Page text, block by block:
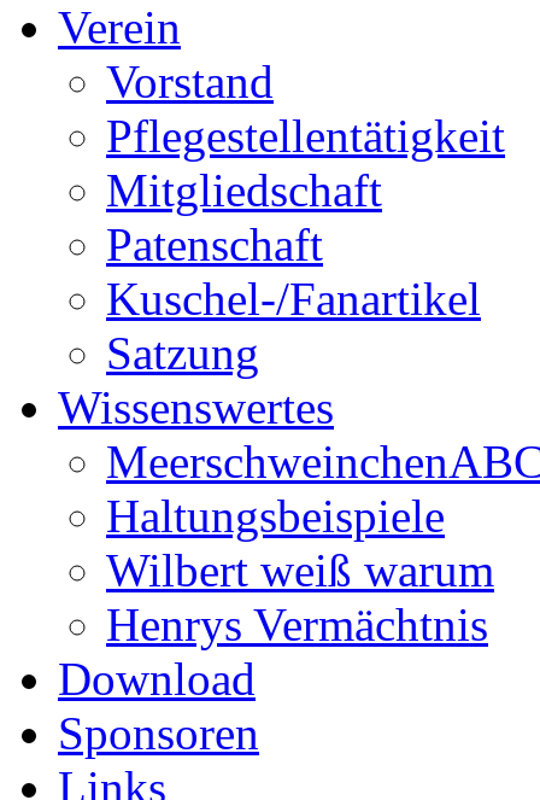
Verein
Vorstand
Pflegestellentätigkeit
Mitgliedschaft
Patenschaft
Kuschel-/Fanartikel
Satzung
Wissenswertes
Haltungsbeispiele
Wilbert weiß warum
Henrys Vermächtnis
Download
Sponsoren
Links